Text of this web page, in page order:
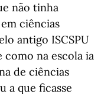
não tinha
ciências
antigo ISCSPU
na escola ia
de ciências
a que ficasse